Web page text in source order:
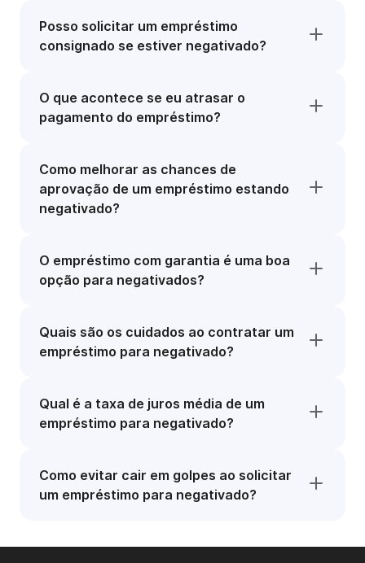
Posso solicitar um empréstimo
consignado se estiver negativado?
O que acontece se eu atrasar o
pagamento do empréstimo?
Como melhorar as chances de
aprovação de um empréstimo estando
negativado?
O empréstimo com garantia é uma boa
opção para negativados?
Quais são os cuidados ao contratar um
empréstimo para negativado?
Qual é a taxa de juros média de um
empréstimo para negativado?
Como evitar cair em golpes ao solicitar
um empréstimo para negativado?